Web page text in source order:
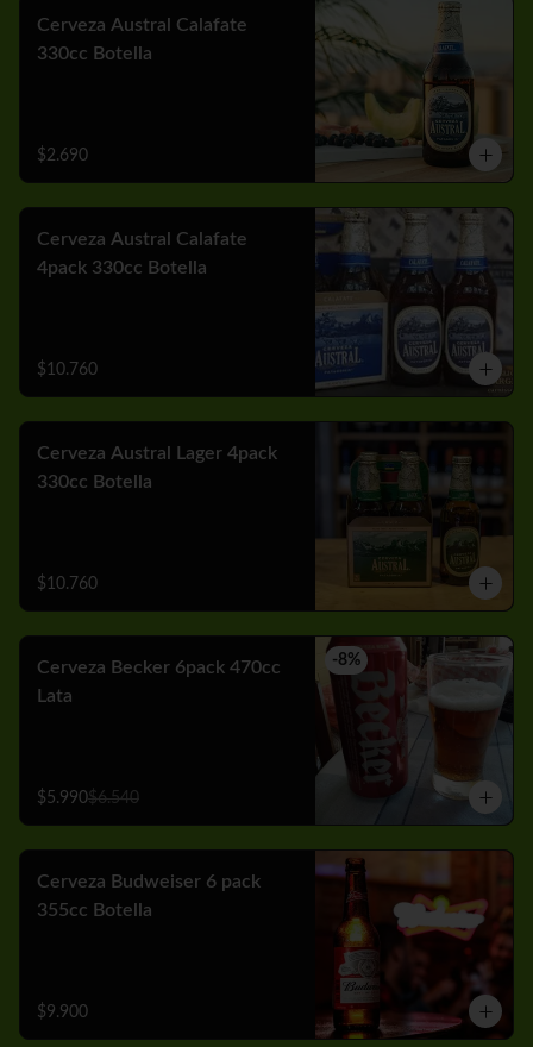
Cerveza Austral Calafate
330cc Botella
$2.690
Cerveza Austral Calafate
4pack 330cc Botella
$10.760
Cerveza Austral Lager 4pack
330cc Botella
$10.760
-8%
Cerveza Becker 6pack 470cc
Lata
$5.990$6.540
Cerveza Budweiser 6 pack
355cc Botella
$9.900